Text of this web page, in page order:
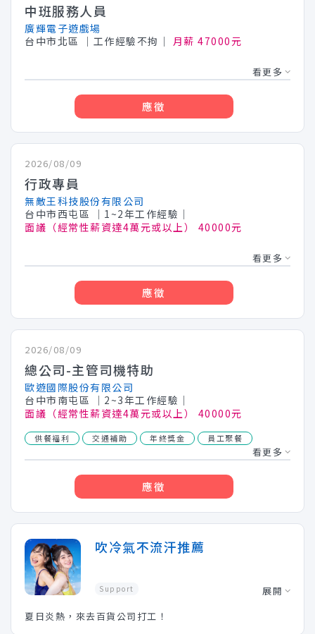
中班服務人員
廣輝電子遊戲場
台中市北區
│工作經驗不拘│ 月薪 47000元
看更多
應徵
2026/08/09
行政專員
無敵王科技股份有限公司
台中市西屯區
│1~2年工作經驗│
面議（經常性薪資達4萬元或以上） 40000元
看更多
應徵
2026/08/09
總公司-主管司機特助
歐遊國際股份有限公司
台中市南屯區
│2~3年工作經驗│
面議（經常性薪資達4萬元或以上） 40000元
供餐福利 交通補助 年終獎金 員工聚餐
看更多
應徵
吹冷氣不流汗推薦
展開
Support
夏日炎熱，來去百貨公司打工！